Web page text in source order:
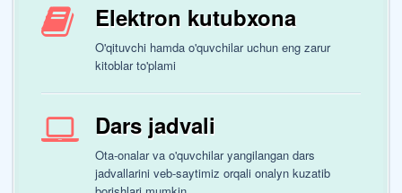
Elektron kutubxona
O'qituvchi hamda o'quvchilar uchun eng zarur
kitoblar to'plami
Dars jadvali
Ota-onalar va o'quvchilar yangilangan dars
jadvallarini veb-saytimiz orqali onalyn kuzatib